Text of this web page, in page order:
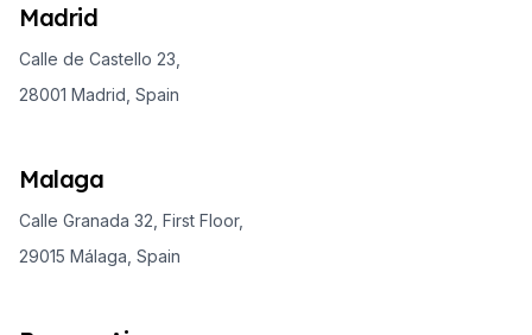
Madrid
Calle de Castello 23,
28001 Madrid, Spain
Malaga
Calle Granada 32, First Floor,
29015 Málaga, Spain